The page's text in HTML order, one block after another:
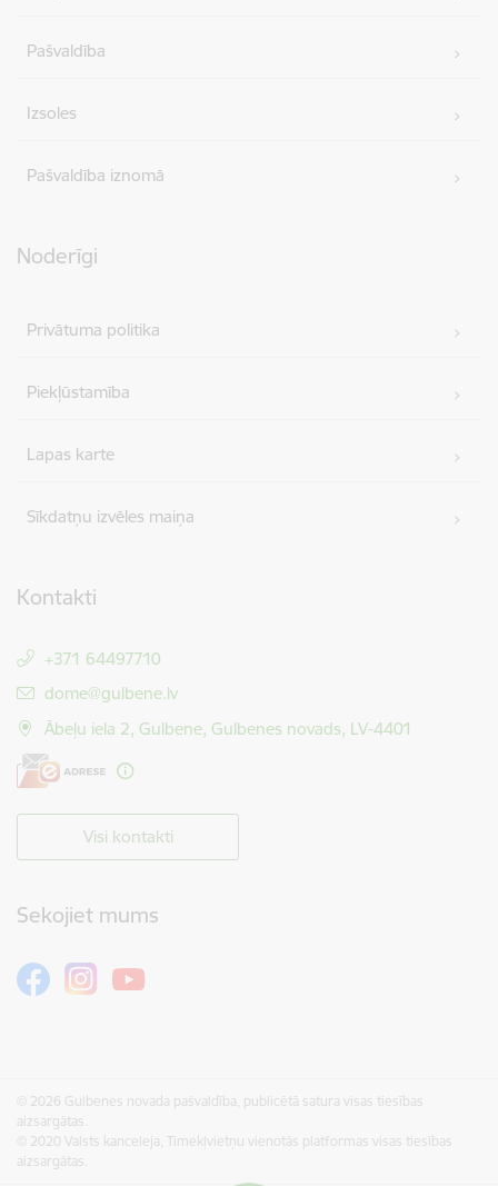
Pašvaldība
Izsoles
Pašvaldība iznomā
Noderīgi
Privātuma politika
Piekļūstamība
Lapas karte
Sīkdatņu izvēles maiņa
Kontakti
+371 64497710
E-pasts:
dome@gulbene.lv
Ābeļu iela 2, Gulbene, Gulbenes novads, LV-4401
Visi kontakti
Sekojiet mums
© 2026 Gulbenes novada pašvaldība, publicētā satura visas tiesības
aizsargātas.
© 2020 Valsts kanceleja, Tīmekļvietņu vienotās platformas visas tiesības
aizsargātas.